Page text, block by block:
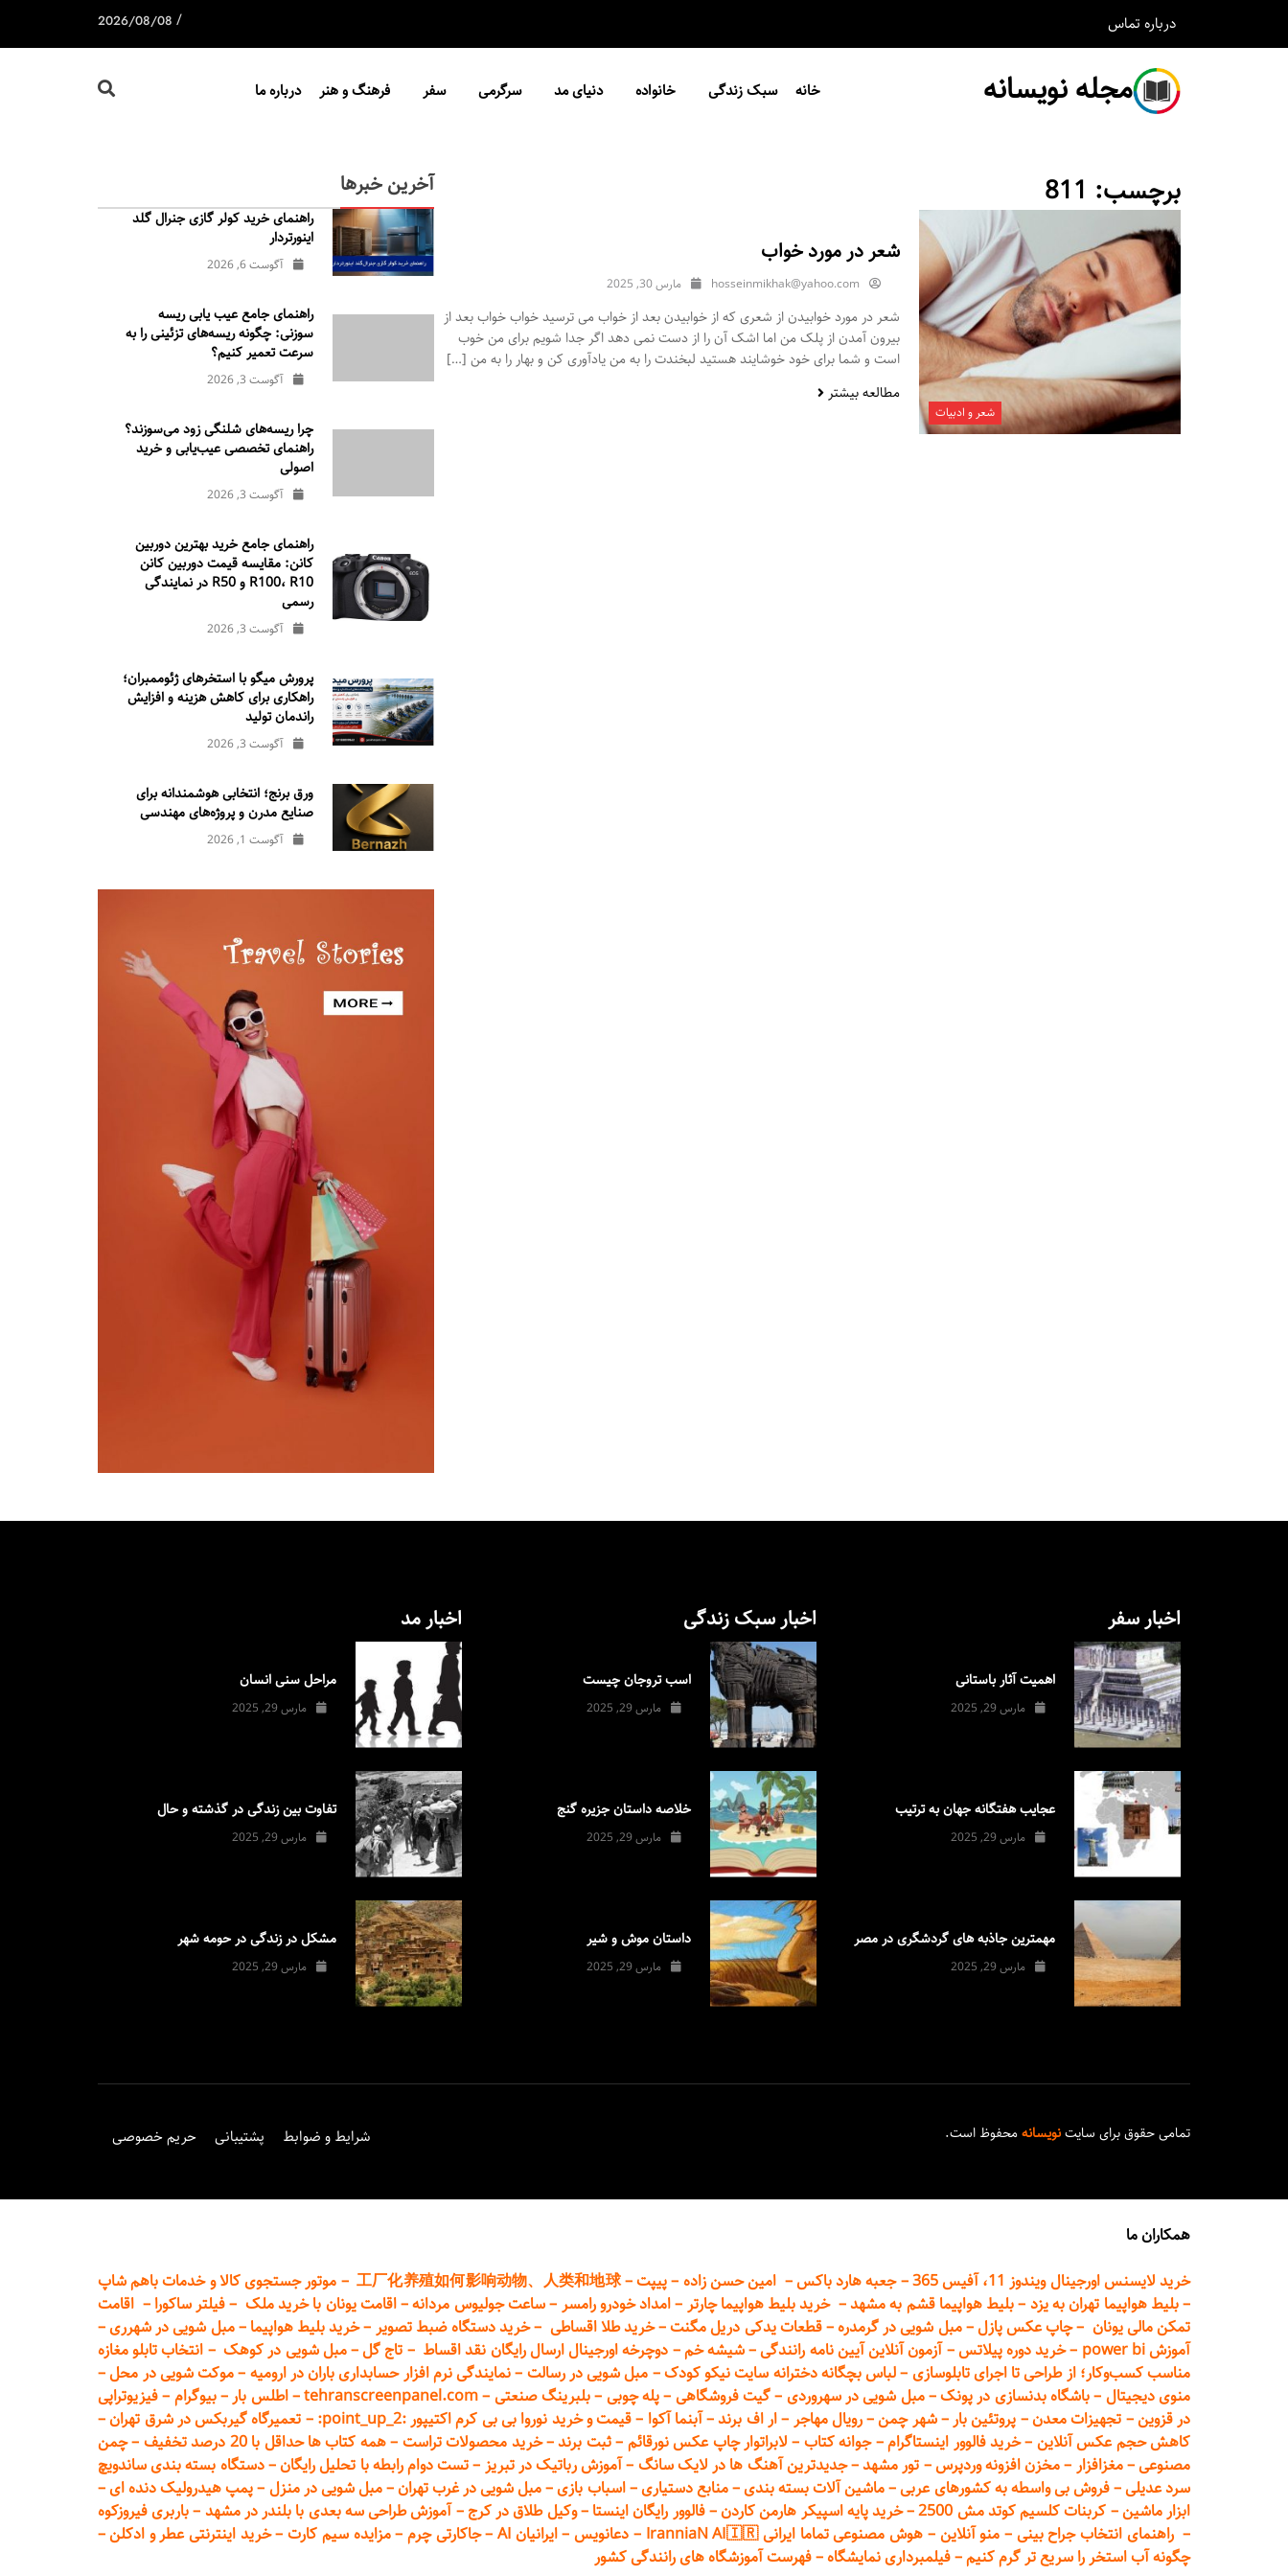
درباره تماس /
2026/08/08
مجله نویسانه خانه سبک زندگی خانواده دنیای مد سرگرمی سفر فرهنگ و هنر درباره ما
برچسب: 811
شعر و ادبیات
شعر در مورد خواب
hosseinmikhak@yahoo.com مارس 30, 2025
شعر در مورد خوابیدن از شعری که از خوابیدن بعد از خواب می ترسید خواب خواب بعد از
بیرون آمدن از پلک من اما اشک آن را از دست نمی دهد اگر جدا شویم برای من خوب
است و شما برای خود خوشایند هستید لبخندت را به من یادآوری کن و بهار را به من […]
مطالعه بیشتر
آخرین خبرها
راهنمای خرید کولر گازی جنرال‌ گلد
اینورتر‌دار
آگوست 6, 2026
راهنمای جامع عیب یابی ریسه
سوزنی: چگونه ریسه‌های تزئینی را به
سرعت تعمیر کنیم؟
آگوست 3, 2026
چرا ریسه‌های شلنگی زود می‌سوزند؟
راهنمای تخصصی عیب‌یابی و خرید
اصولی
آگوست 3, 2026
راهنمای جامع خرید بهترین دوربین
کانن: مقایسه قیمت دوربین کانن
R100، R10 و R50 در نمایندگی
رسمی
آگوست 3, 2026
پرورش میگو با استخرهای ژئوممبران؛
راهکاری برای کاهش هزینه و افزایش
راندمان تولید
آگوست 3, 2026
ورق برنج؛ انتخابی هوشمندانه برای
صنایع مدرن و پروژه‌های مهندسی
آگوست 1, 2026
اخبار سفر
اهمیت آثار باستانی
مارس 29, 2025
عجایب هفتگانه جهان به ترتیب
مارس 29, 2025
مهمترین جاذبه های گردشگری در مصر
مارس 29, 2025
اخبار سبک زندگی
اسب تروجان چیست
مارس 29, 2025
خلاصه داستان جزیره گنج
مارس 29, 2025
داستان موش و شیر
مارس 29, 2025
اخبار مد
مراحل سنی انسان
مارس 29, 2025
تفاوت بین زندگی در گذشته و حال
مارس 29, 2025
مشکل در زندگی در حومه شهر
مارس 29, 2025
تمامی حقوق برای سایتنویسانهمحفوظ است. شرایط و ضوابط پشتیبانی حریم خصوصی
همکاران ما
خرید لایسنس اورجینال ویندوز 11، آفیس 365
–جعبه هارد باکس– امین حسن زاده –پیپت–
工厂化养殖如何影响动物、人类和地球
– موتور جستجوی کالا و خدمات باهم شاپ
–بلیط هواپیما تهرانبه یزد –بلیط هواپیما قشم به مشهد–خرید بلیط هواپیما چارتر –امداد خودرورامسر –ساعت جولیوس مردانه–اقامت یونان با خرید ملک –فیلتر ساکورا – اقامت
تمکن مالی یونان –چاپ عکس پازل–مبل شویی در گرمدره–قطعاتیدکی دریل مگنت–خرید طلا اقساطی –خرید دستگاه ضبط تصویر –خرید بلیط هواپیما –مبل شویی در شهرری–
آموزش power bi
–خرید دورهپیلاتس–آزمون آنلاین آیین نامه رانندگی–شیشه خم– دوچرخه اورجینال ارسال رایگان نقد اقساط – تاج گل–مبل شویی در کوهک– انتخاب تابلو مغازه
مناسب کسب‌وکار؛ از طراحی تا اجرای تابلوسازی –لباس بچگانه دخترانه سایت نیکو کودک– مبل شویی در رسالت –نمایندگی نرم افزار حسابداری باران در ارومیه –موکت شویی در محل–
منوی دیجیتال –باشگاه بدنسازی در پونک–مبل شویی در سهروردی –گیت فروشگاهی –پله چوبی –بلبرینگ صنعتی –
tehranscreenpanel.com
–اطلس بار –بیوگرام –فیزیوتراپی
در قزوین– تجهیزات معدن– پروتئین بار –شهر چمن–رویال مهاجر –ار اف برند–آبنما آکوا –قیمت و خرید نوروا بی بی کرم اکتیپور :point_up_2: – تعمیرگاه گیربکس در شرق تهران–
کاهش حجم عکس آنلاین –خرید فالوور اینستاگرام–جوانه کتاب – لابراتوار چاپ عکس نورقائم –ثبت برند–خرید محصولات تراست –همه کتاب ها حداقل با 20 درصد تخفیف –چمن
مصنوعی–مغزافزار –مخزن افزونه وردپرس– تور مشهد–جدیدترین آهنگ ها در لایک سانگ –آموزشرباتیک در تبریز –تست دوام رابطه با تحلیل رایگان–دستگاه بسته‌ بندی ساندویچ
سرد عدیلی–فروش بی واسطه بهکشورهای عربی–ماشین آلات بسته بندی–منابع دستیاری–اسباب بازی–مبل شویی در غرب تهران–مبل شویی در منزل –پمپ هیدرولیک دنده ای–
ابزار ماشین– کربنات کلسیم کوتد مش 2500 –خرید پایه اسپیکر هارمن کاردن–فالوور رایگان اینستا –وکیل طلاق در کرج –آموزش طراحی سه بعدی با بلندر در مشهد –باربری فیروزکوه
–راهنمای انتخاب جراح بینی – منو آنلاین – هوش مصنوعی تماما ایرانی IranniaN AI🇮🇷 – دعانویس–ایرانیان AI –جاکارتی چرم –مزایده سیم کارت–خرید اینترنتی عطر و ادکلن–
چگونه آب استخر را سریع تر گرم کنیم–فیلمبرداری نمایشگاه–فهرست آموزشگاه های رانندگی کشور